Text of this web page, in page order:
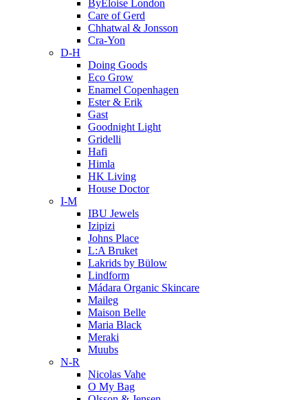
ByEloise London
Care of Gerd
Chhatwal & Jonsson
Cra-Yon
D-H
Doing Goods
Eco Grow
Enamel Copenhagen
Ester & Erik
Gast
Goodnight Light
Gridelli
Hafi
Himla
HK Living
House Doctor
I-M
IBU Jewels
Izipizi
Johns Place
L:A Bruket
Lakrids by Bülow
Lindform
Mádara Organic Skincare
Maileg
Maison Belle
Maria Black
Meraki
Muubs
N-R
Nicolas Vahe
O My Bag